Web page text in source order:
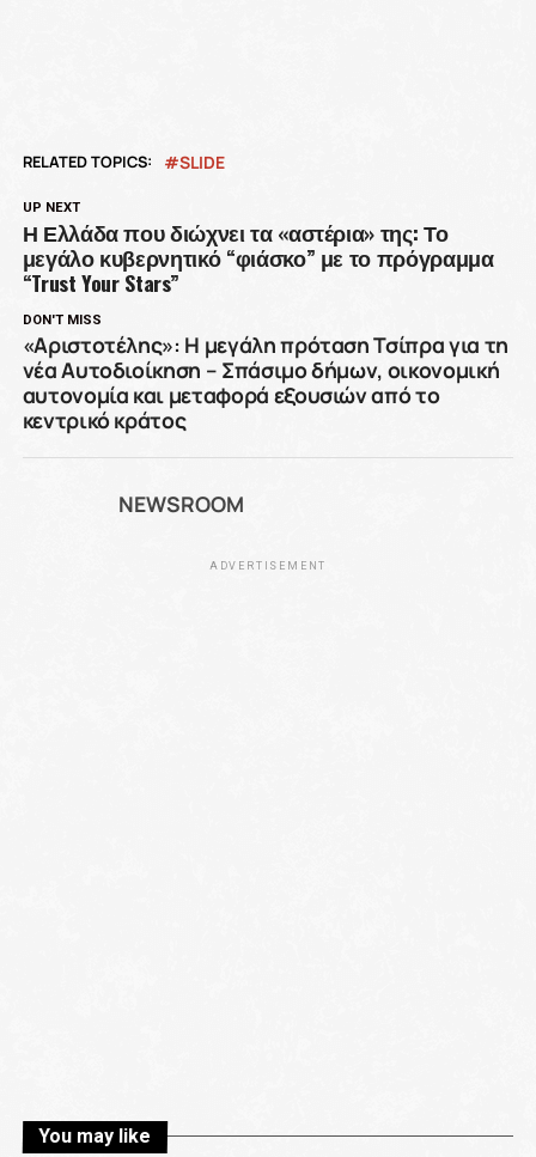
RELATED TOPICS: SLIDE
UP NEXT
Η Ελλάδα που διώχνει τα «αστέρια» της: Το
μεγάλο κυβερνητικό “φιάσκο” με το πρόγραμμα
“Trust Your Stars”
DON'T MISS
«Αριστοτέλης»: Η μεγάλη πρόταση Τσίπρα για τη
νέα Αυτοδιοίκηση – Σπάσιμο δήμων, οικονομική
αυτονομία και μεταφορά εξουσιών από το
κεντρικό κράτος
NEWSROOM
ADVERTISEMENT
You may like